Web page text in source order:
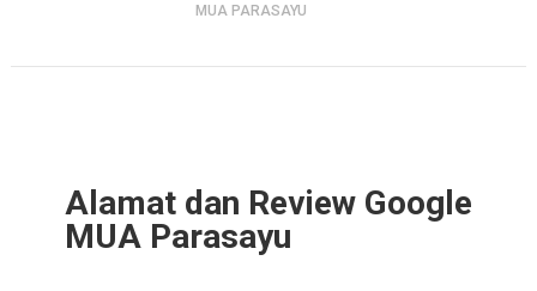
MUA PARASAYU
Alamat dan Review Google
MUA Parasayu